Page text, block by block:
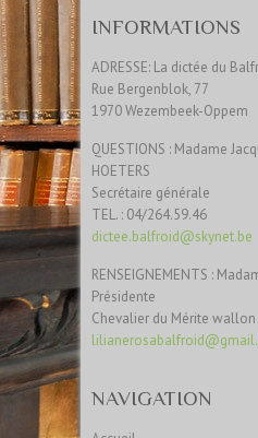
INFORMATIONS
ADRESSE: La dictée du
Rue Bergenblok, 77
1970 Wezembeek-Oppem
QUESTIONS : Madame
HOETERS
Secrétaire générale
TEL. : 04/264.59.46
dictee.balfroid@skynet.be
RENSEIGNEMENTS :
Présidente
Chevalier du Mérite wallon
NAVIGATION